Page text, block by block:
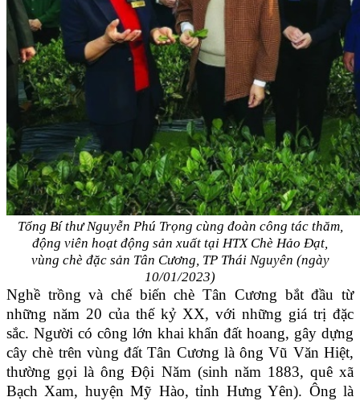
Tổng Bí thư Nguyễn Phú Trọng cùng đoàn công tác thăm,
động viên hoạt động sản xuất tại HTX Chè Hảo Đạt,
vùng chè đặc sản Tân Cương, TP Thái Nguyên (ngày
10/01/2023)
Nghề trồng và chế biến chè Tân Cương bắt đầu từ
những năm 20 của thế kỷ XX, với những giá trị đặc
sắc. Người có công lớn khai khẩn đất hoang, gây dựng
cây chè trên vùng đất Tân Cương là ông Vũ Văn Hiệt,
thường gọi là ông Đội Năm (sinh năm 1883, quê xã
Bạch Xam, huyện Mỹ Hào, tỉnh Hưng Yên). Ông là